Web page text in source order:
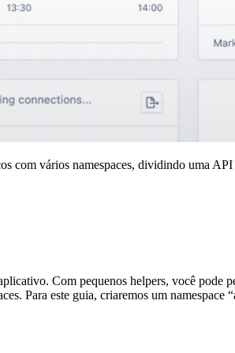
com vários namespaces, dividindo uma
Com pequenos helpers, você pode
Para este guia, criaremos um namespace